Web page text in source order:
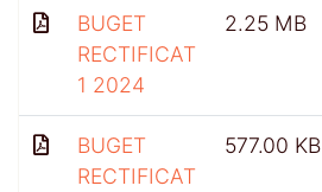
BUGET
RECTIFICAT
1 2024
2.25 MB
BUGET
RECTIFICAT
577.00 KB